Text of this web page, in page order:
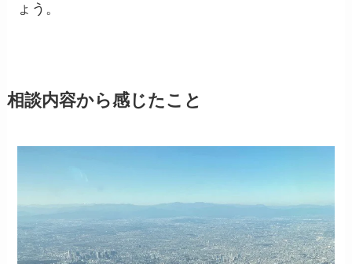
ょう。
相談内容から感じたこと